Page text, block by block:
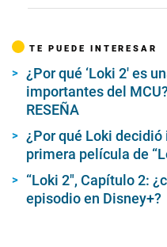
TE PUEDE INTERESAR
¿Por qué ‘Loki 2′ es
importantes del
RESEÑA
¿Por qué Loki
primera película de
“Loki 2″, Capítulo 2:
episodio en Disney+?